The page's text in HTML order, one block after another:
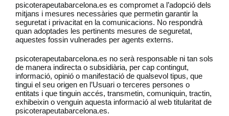
psicoterapeutabarcelona.es es compromet a l’adopció dels
mitjans i mesures necessàries que permetin garantir la
seguretat i privacitat en la comunicacions. No respondrà
quan adoptades les pertinents mesures de seguretat,
aquestes fossin vulnerades per agents externs.
psicoterapeutabarcelona.es no serà responsable ni tan sols
de manera indirecta o subsidiària, per cap contingut,
informació, opinió o manifestació de qualsevol tipus, que
tingui el seu origen en l’Usuari o terceres persones o
entitats i que tinguin accés, transmetin, comuniquin, tractin,
exhibeixin o venguin aquesta informació al web titularitat de
psicoterapeutabarcelona.es.